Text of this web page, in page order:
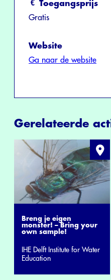
Toegangsprijs
Gratis
Website
Ga naar de website
Gerelateerde
Breng je eigen
monster! – Bring your
own sample!
IHE Delft Institute for Water
Education